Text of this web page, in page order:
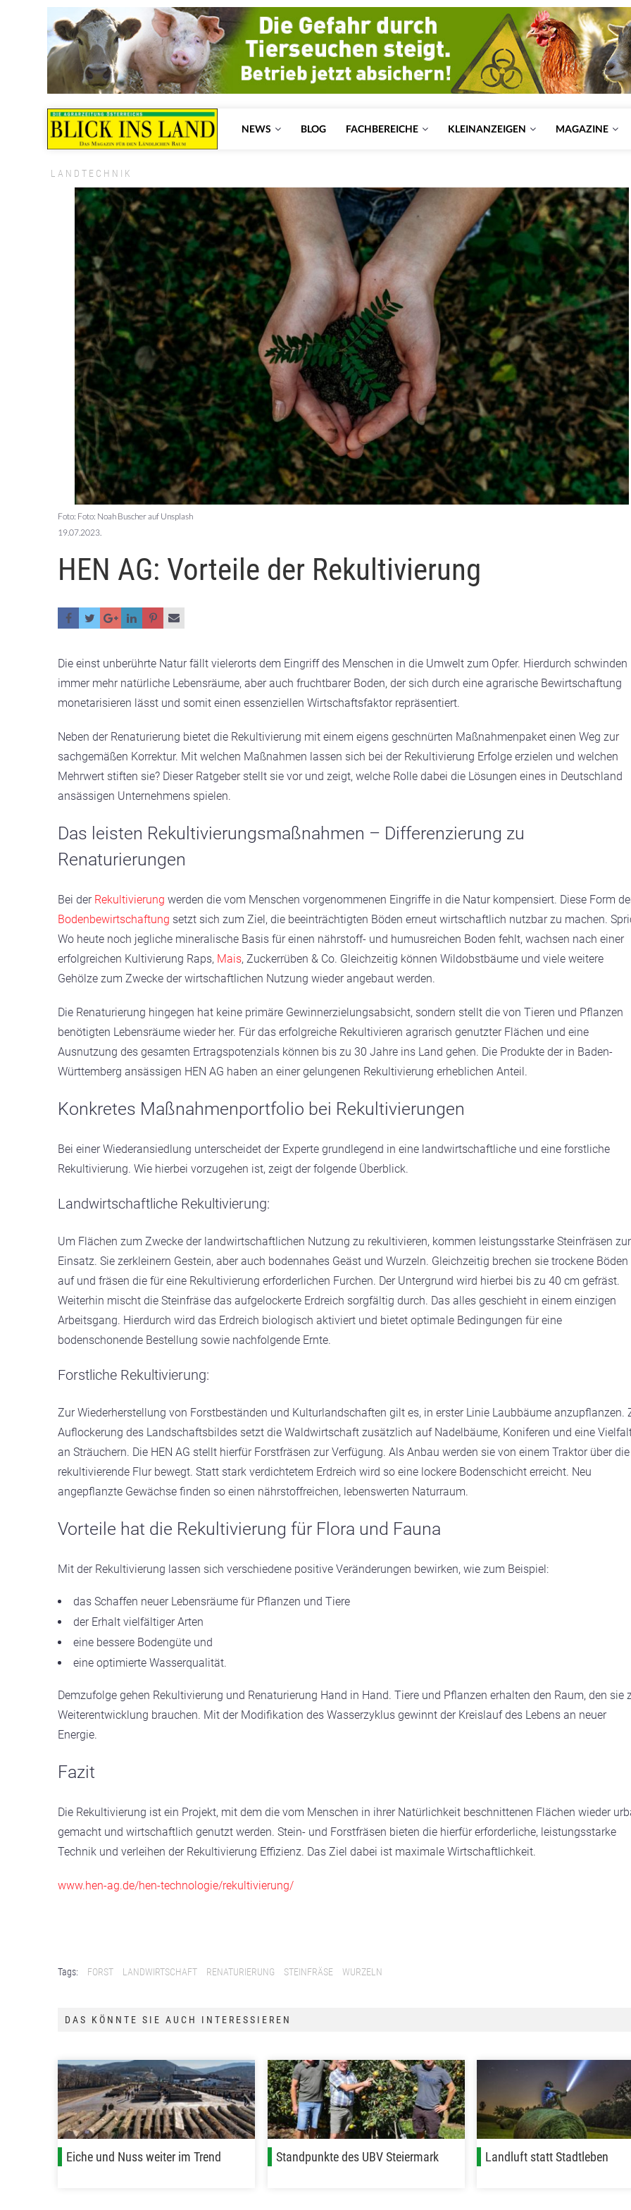
NEWS BLOG FACHBEREICHE KLEINANZEIGEN MAGAZINE
LANDTECHNIK
Foto: Foto: Noah Buscher auf Unsplash
19.07.2023.
HEN AG: Vorteile der Rekultivierung
Die einst unberührte Natur fällt vielerorts dem Eingriff des Menschen in die Umwelt zum Opfer. Hierdurch schwinden
immer mehr natürliche Lebensräume, aber auch fruchtbarer Boden, der sich durch eine agrarische Bewirtschaftung
monetarisieren lässt und somit einen essenziellen Wirtschaftsfaktor repräsentiert.
Neben der Renaturierung bietet die Rekultivierung mit einem eigens geschnürten Maßnahmenpaket einen Weg zur
sachgemäßen Korrektur. Mit welchen Maßnahmen lassen sich bei der Rekultivierung Erfolge erzielen und welchen
Mehrwert stiften sie? Dieser Ratgeber stellt sie vor und zeigt, welche Rolle dabei die Lösungen eines in Deutschland
ansässigen Unternehmens spielen.
Das leisten Rekultivierungsmaßnahmen – Differenzierung zu
Renaturierungen
Bei der Rekultivierung werden die vom Menschen vorgenommenen Eingriffe in die Natur kompensiert. Diese Form
Bodenbewirtschaftung setzt sich zum Ziel, die beeinträchtigten Böden erneut wirtschaftlich nutzbar zu machen.
Wo heute noch jegliche mineralische Basis für einen nährstoff- und humusreichen Boden fehlt, wachsen nach einer
erfolgreichen Kultivierung Raps, Mais, Zuckerrüben & Co. Gleichzeitig können Wildobstbäume und viele weitere
Gehölze zum Zwecke der wirtschaftlichen Nutzung wieder angebaut werden.
Die Renaturierung hingegen hat keine primäre Gewinnerzielungsabsicht, sondern stellt die von Tieren und Pflanzen
benötigten Lebensräume wieder her. Für das erfolgreiche Rekultivieren agrarisch genutzter Flächen und eine
Ausnutzung des gesamten Ertragspotenzials können bis zu 30 Jahre ins Land gehen. Die Produkte der in Baden-
Württemberg ansässigen HEN AG haben an einer gelungenen Rekultivierung erheblichen Anteil.
Konkretes Maßnahmenportfolio bei Rekultivierungen
Bei einer Wiederansiedlung unterscheidet der Experte grundlegend in eine landwirtschaftliche und eine forstliche
Rekultivierung. Wie hierbei vorzugehen ist, zeigt der folgende Überblick.
Landwirtschaftliche Rekultivierung:
Um Flächen zum Zwecke der landwirtschaftlichen Nutzung zu rekultivieren, kommen leistungsstarke Steinfräsen
Einsatz. Sie zerkleinern Gestein, aber auch bodennahes Geäst und Wurzeln. Gleichzeitig brechen sie trockene Böden
auf und fräsen die für eine Rekultivierung erforderlichen Furchen. Der Untergrund wird hierbei bis zu 40 cm gefräst.
Weiterhin mischt die Steinfräse das aufgelockerte Erdreich sorgfältig durch. Das alles geschieht in einem einzigen
Arbeitsgang. Hierdurch wird das Erdreich biologisch aktiviert und bietet optimale Bedingungen für eine
bodenschonende Bestellung sowie nachfolgende Ernte.
Forstliche Rekultivierung:
Zur Wiederherstellung von Forstbeständen und Kulturlandschaften gilt es, in erster Linie Laubbäume anzupflanzen.
Auflockerung des Landschaftsbildes setzt die Waldwirtschaft zusätzlich auf Nadelbäume, Koniferen und eine
an Sträuchern. Die HEN AG stellt hierfür Forstfräsen zur Verfügung. Als Anbau werden sie von einem Traktor über
rekultivierende Flur bewegt. Statt stark verdichtetem Erdreich wird so eine lockere Bodenschicht erreicht. Neu
angepflanzte Gewächse finden so einen nährstoffreichen, lebenswerten Naturraum.
Vorteile hat die Rekultivierung für Flora und Fauna
Mit der Rekultivierung lassen sich verschiedene positive Veränderungen bewirken, wie zum Beispiel:
das Schaffen neuer Lebensräume für Pflanzen und Tiere
der Erhalt vielfältiger Arten
eine bessere Bodengüte und
eine optimierte Wasserqualität.
Demzufolge gehen Rekultivierung und Renaturierung Hand in Hand. Tiere und Pflanzen erhalten den Raum, den sie
Weiterentwicklung brauchen. Mit der Modifikation des Wasserzyklus gewinnt der Kreislauf des Lebens an neuer
Energie.
Fazit
Die Rekultivierung ist ein Projekt, mit dem die vom Menschen in ihrer Natürlichkeit beschnittenen Flächen wieder
gemacht und wirtschaftlich genutzt werden. Stein- und Forstfräsen bieten die hierfür erforderliche, leistungsstarke
Technik und verleihen der Rekultivierung Effizienz. Das Ziel dabei ist maximale Wirtschaftlichkeit.
www.hen-ag.de/hen-technologie/rekultivierung/
Tags: FORST LANDWIRTSCHAFT RENATURIERUNG STEINFRÄSE WURZELN
DAS KÖNNTE SIE AUCH INTERESSIEREN
Eiche und Nuss weiter im Trend Standpunkte des UBV Steiermark Landluft statt Stadtleben